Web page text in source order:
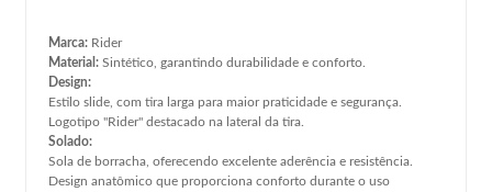
Marca: Rider
Material: Sintético, garantindo durabilidade e conforto.
Design:
Estilo slide, com tira larga para maior praticidade e segurança.
Logotipo "Rider" destacado na lateral da tira.
Solado:
Sola de borracha, oferecendo excelente aderência e resistência.
Design anatômico que proporciona conforto durante o uso